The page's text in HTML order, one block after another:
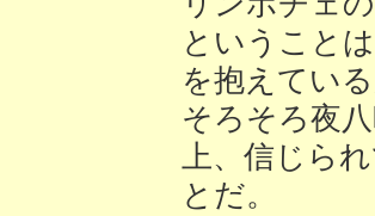
ということ
を抱えてい
そろそろ夜
上、信じら
とだ。